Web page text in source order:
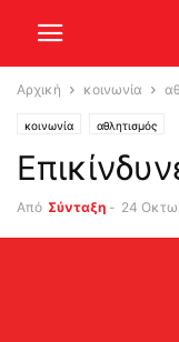
Αρχική κοινωνία
κοινωνία αθλητισμός
Από Σύνταξη - 24